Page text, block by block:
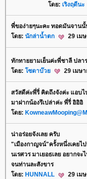
ดย: เริงฤดีนะ
พี่ของ่ายๆนะคะ ทอดมันจาน
ดย: นักล่าน้ำตก 29 เม
ทักทายยามเย็นค่ะพี่ชาลี ปลา
ดย: ซดาบ๊ว 29 เมษ
สวัสดีค่ะพี่รี่ คิดถึงจังค่ะ แอบไ
มาฝากน้องรึเปล่าค่ะ พี่รี่ อิอิอิ
ดย:
น่าอร่อยจังเลย ครับ
"เมืองกาญจน์"ครั้งหนึ่งเคยไ
นเรศวร มาเยอธเลย อยากจ
จนท่านละสังขาร
ดย: HUNNALL 29 เม